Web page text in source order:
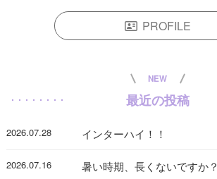
PROFILE
NEW
最近の投稿
2026.07.28 インターハイ！！
2026.07.16 暑い時期、長くないですか？